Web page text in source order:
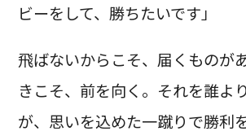
ビーをして、勝ちたいです」
飛ばないからこそ、届くものが
きこそ、前を向く。それを誰よ
が、思いを込めた一蹴りで勝利